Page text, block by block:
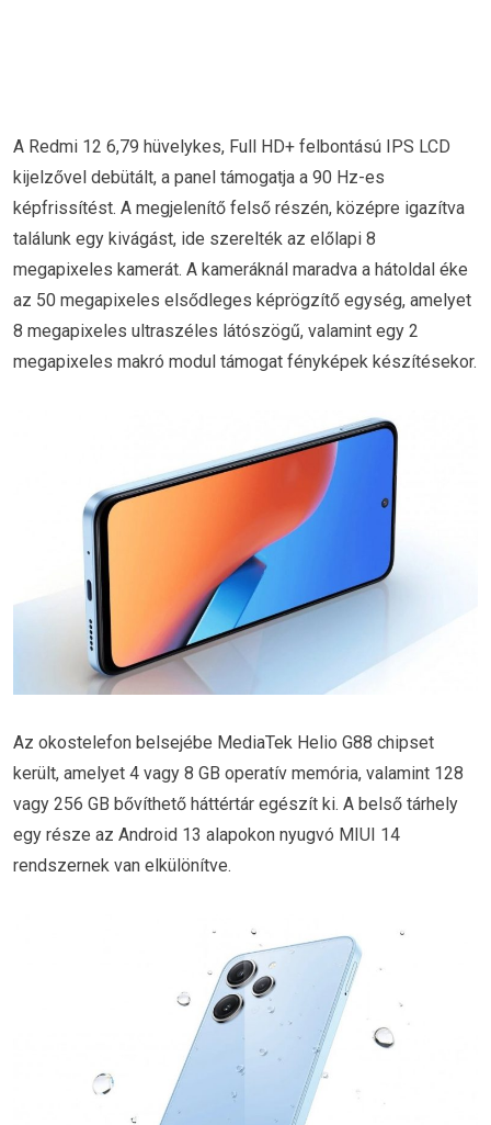
A Redmi 12 6,79 hüvelykes, Full HD+ felbontású IPS LCD
kijelzővel debütált, a panel támogatja a 90 Hz-es
képfrissítést. A megjelenítő felső részén, középre igazítva
találunk egy kivágást, ide szerelték az előlapi 8
megapixeles kamerát. A kameráknál maradva a hátoldal éke
az 50 megapixeles elsődleges képrögzítő egység, amelyet
8 megapixeles ultraszéles látószögű, valamint egy 2
megapixeles makró modul támogat fényképek készítésekor.
Az okostelefon belsejébe MediaTek Helio G88 chipset
került, amelyet 4 vagy 8 GB operatív memória, valamint 128
vagy 256 GB bővíthető háttértár egészít ki. A belső tárhely
egy része az Android 13 alapokon nyugvó MIUI 14
rendszernek van elkülönítve.